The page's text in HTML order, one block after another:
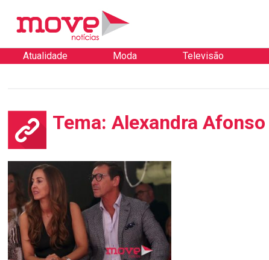
Atualidade Moda Televisão
Tema: Alexandra Afonso